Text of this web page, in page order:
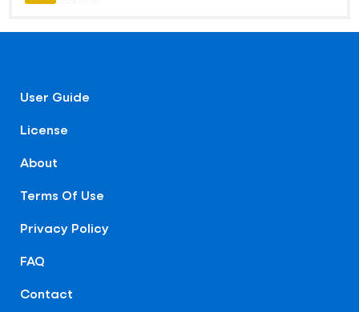
User Guide
License
About
Terms Of Use
Privacy Policy
FAQ
Contact